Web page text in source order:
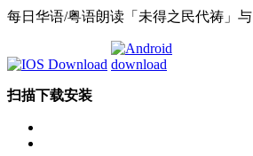
每日华语/粤语朗读「未得之民代祷」与
扫描下载安装